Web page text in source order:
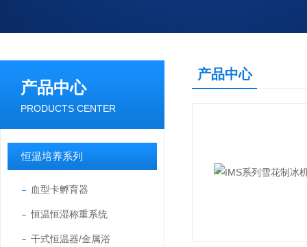
产品中心
PRODUCTS CENTER
恒温培养系列
血型卡孵育器
恒温恒湿称重系统
干式恒温器/金属浴
产品中心